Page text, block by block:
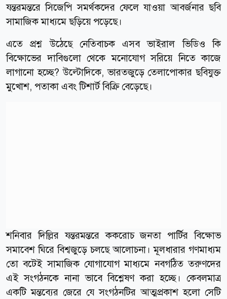
যন্তরমন্তরে সিজেপি সমর্থকদের ফেলে যাওয়া আবর্জনার ছবি
সামাজিক মাধ্যমে ছড়িয়ে পড়েছে।
এতে প্রশ্ন উঠেছে নেতিবাচক এসব ভাইরাল ভিডিও কি
বিক্ষোভের দাবিগুলো থেকে মনোযোগ সরিয়ে নিতে কাজে
লাগানো হচ্ছে? উল্টোদিকে, ভারতজুড়ে তেলাপোকার ছবিযুক্ত
মুখোশ, পতাকা এবং টিশার্ট বিক্রি বেড়েছে।
শনিবার দিল্লির যন্তরমন্তরে ককরোচ জনতা পার্টির বিক্ষোভ
সমাবেশ ঘিরে বিশ্বজুড়ে চলছে আলোচনা। মূলধারার গণমাধ্যম
তো বটেই সামাজিক যোগাযোগ মাধ্যমে নবগঠিত তরুণদের
এই সংগঠনকে নানা ভাবে বিশ্লেষণ করা হচ্ছে। কেবলমাত্র
একটি মন্তব্যের জেরে যে সংগঠনটির আত্মপ্রকাশ হলো সেটি